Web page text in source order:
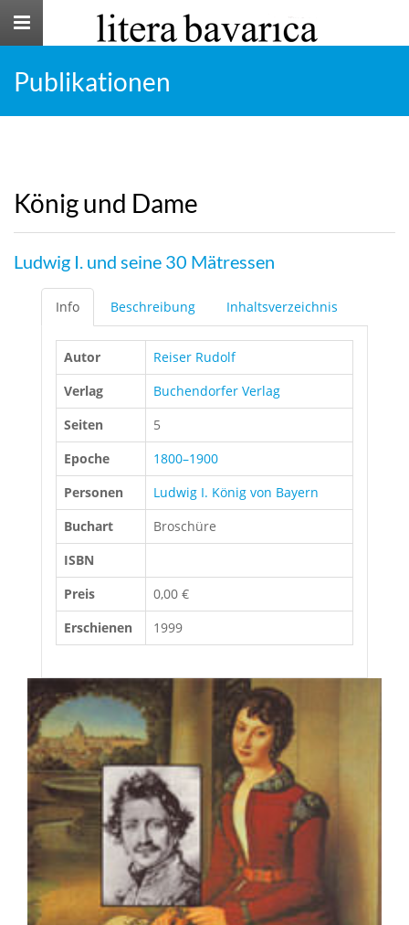
Toggle
Publikationen
König und Dame
Ludwig I. und seine 30 Mätressen
Info Beschreibung Inhaltsverzeichnis
Autor
Reiser Rudolf
Verlag
Buchendorfer Verlag
Seiten
5
Epoche
1800–1900
Personen
Ludwig I. König von Bayern
Buchart
Broschüre
ISBN
Preis
0,00 €
Erschienen
1999